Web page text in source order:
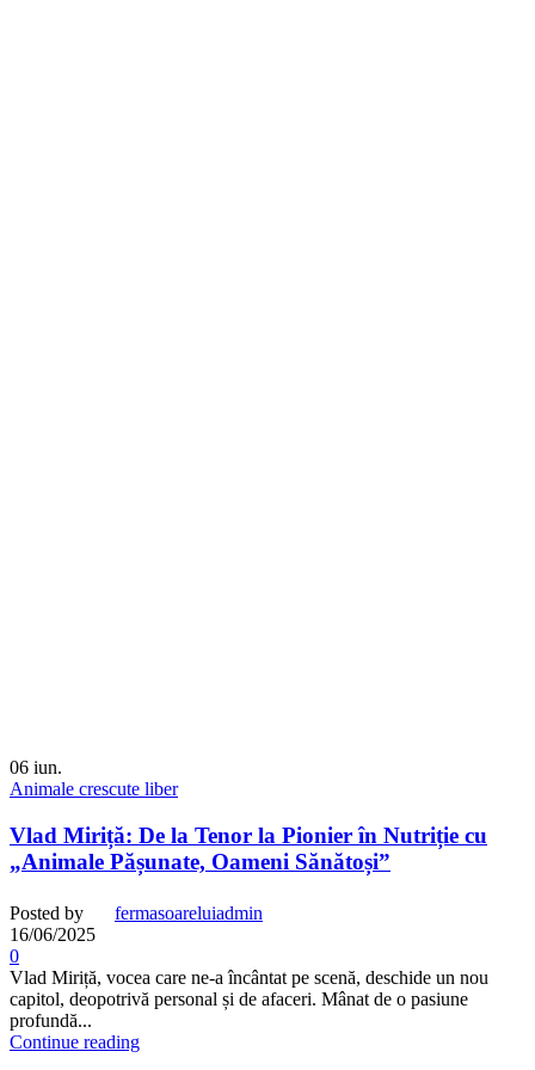
06 iun.
Animale crescute liber
Vlad Miriță: De la Tenor la Pionier în Nutriție cu
„Animale Pășunate, Oameni Sănătoși”
Posted by
fermasoareluiadmin
16/06/2025
0
Vlad Miriță, vocea care ne-a încântat pe scenă, deschide un nou
capitol, deopotrivă personal și de afaceri. Mânat de o pasiune
profundă...
Continue reading